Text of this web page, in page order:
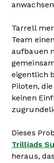
Tarrell
Team
aufbauen
eigentlich
Piloten,
keinen
Dieses
Trilliads
heraus,